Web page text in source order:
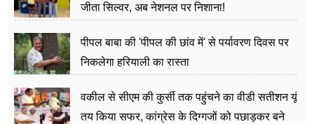
जीता सिल्वर, अब नेशनल पर निशाना!
पीपल बाबा की 'पीपल की छांव में' से पर्यावरण दिवस पर
निकलेगा हरियाली का रास्ता
वकील से सीएम की कुर्सी तक पहुंचने का वीडी सतीशन यूं
तय किया सफर, कांग्रेस के दिग्गजों को पछाड़कर बने